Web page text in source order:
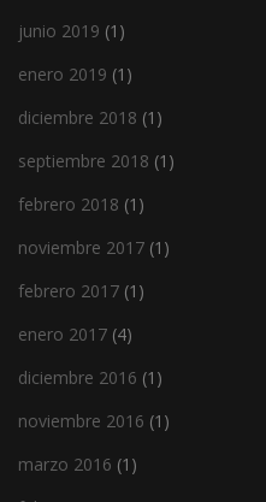
junio 2019 (1)
enero 2019 (1)
diciembre 2018 (1)
septiembre 2018 (1)
febrero 2018 (1)
noviembre 2017 (1)
febrero 2017 (1)
enero 2017 (4)
diciembre 2016 (1)
noviembre 2016 (1)
marzo 2016 (1)